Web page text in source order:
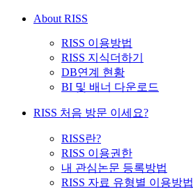
About RISS
RISS 이용방법
RISS 지식더하기
DB연계 현황
BI 및 배너 다운로드
RISS 처음 방문 이세요?
RISS란?
RISS 이용권한
내 관심논문 등록방법
RISS 자료 유형별 이용방법